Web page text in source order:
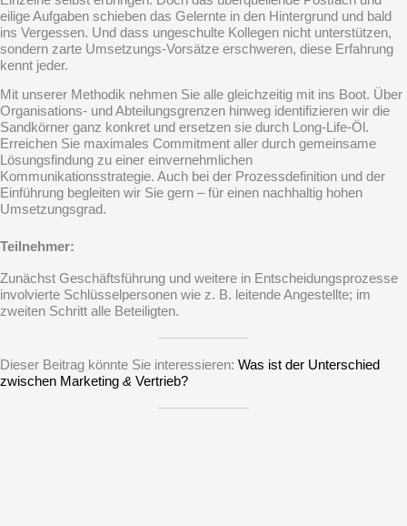
eilige Aufgaben schieben das Gelernte in den Hintergrund und bald
ins Vergessen. Und dass ungeschulte Kollegen nicht unterstützen,
sondern zarte Umsetzungs-Vorsätze erschweren, diese Erfahrung
kennt jeder.
Mit unserer Methodik nehmen Sie alle gleichzeitig mit ins Boot. Über
Organisations- und Abteilungsgrenzen hinweg identifizieren wir die
Sandkörner ganz konkret und ersetzen sie durch Long-Life-Öl.
Erreichen Sie maximales Commitment aller durch gemeinsame
Lösungsfindung zu einer einvernehmlichen
Kommunikationsstrategie. Auch bei der Prozessdefinition und der
Einführung begleiten wir Sie gern – für einen nachhaltig hohen
Umsetzungsgrad.
Teilnehmer:
Zunächst Geschäftsführung und weitere in Entscheidungsprozesse
involvierte Schlüsselpersonen wie z. B. leitende Angestellte; im
zweiten Schritt alle Beteiligten.
Dieser Beitrag könnte Sie interessieren: Was ist der Unterschied
zwischen Marketing & Vertrieb?